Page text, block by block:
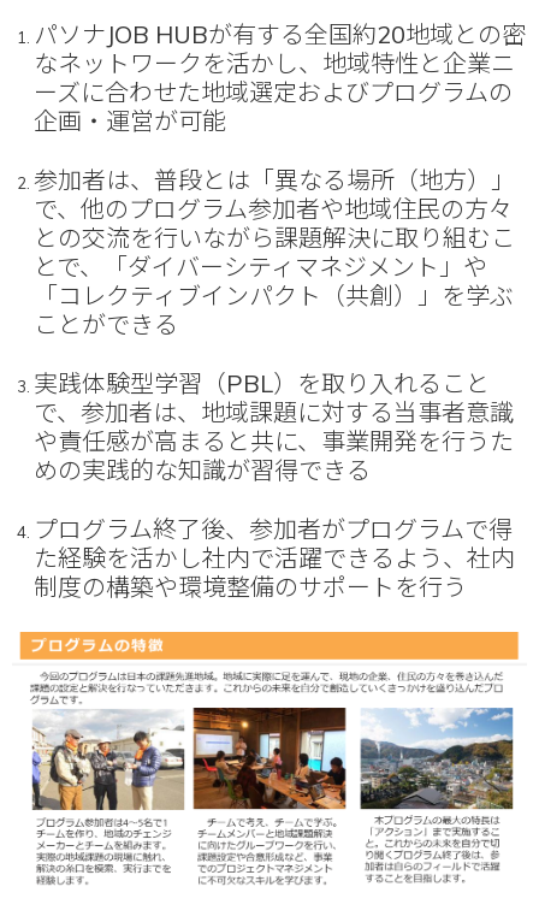
パソナJOB HUBが有する全国約20地域との密
なネットワークを活かし、地域特性と企業ニ
ーズに合わせた地域選定およびプログラムの
企画・運営が可能
参加者は、普段とは「異なる場所（地方）」
で、他のプログラム参加者や地域住民の方々
との交流を行いながら課題解決に取り組むこ
とで、「ダイバーシティマネジメント」や
「コレクティブインパクト（共創）」を学ぶ
ことができる
実践体験型学習（PBL）を取り入れること
で、参加者は、地域課題に対する当事者意識
や責任感が高まると共に、事業開発を行うた
めの実践的な知識が習得できる
プログラム終了後、参加者がプログラムで得
た経験を活かし社内で活躍できるよう、社内
制度の構築や環境整備のサポートを行う